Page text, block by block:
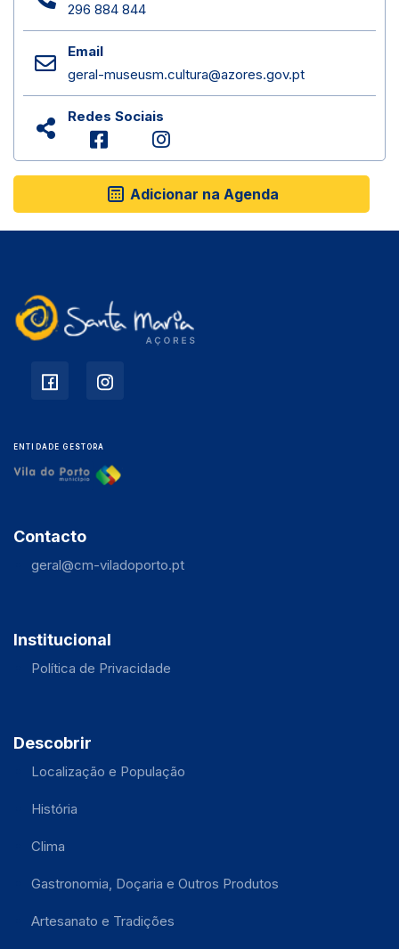
296 884 844
Email
geral-museusm.cultura@azores.gov.pt
Redes Sociais
Adicionar na Agenda
ENTIDADE GESTORA
Contacto
geral@cm-viladoporto.pt
Institucional
Política de Privacidade
Descobrir
Localização e População
História
Clima
Gastronomia, Doçaria e Outros Produtos
Artesanato e Tradições